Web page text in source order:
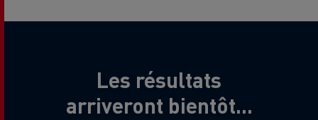
Les résultats
arriveront bientôt...